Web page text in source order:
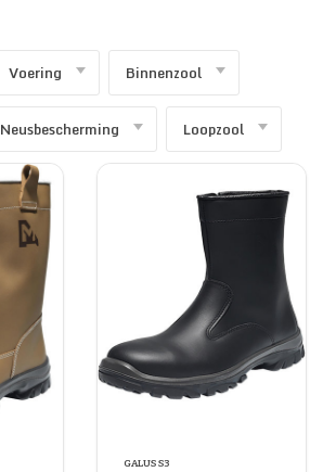
Voering Binnenzool
Neusbescherming Loopzool
GALUS S3